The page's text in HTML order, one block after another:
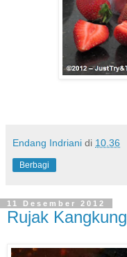
Endang Indriani di 10.36
Berbagi
11 Desember 2012
Rujak Kangkung